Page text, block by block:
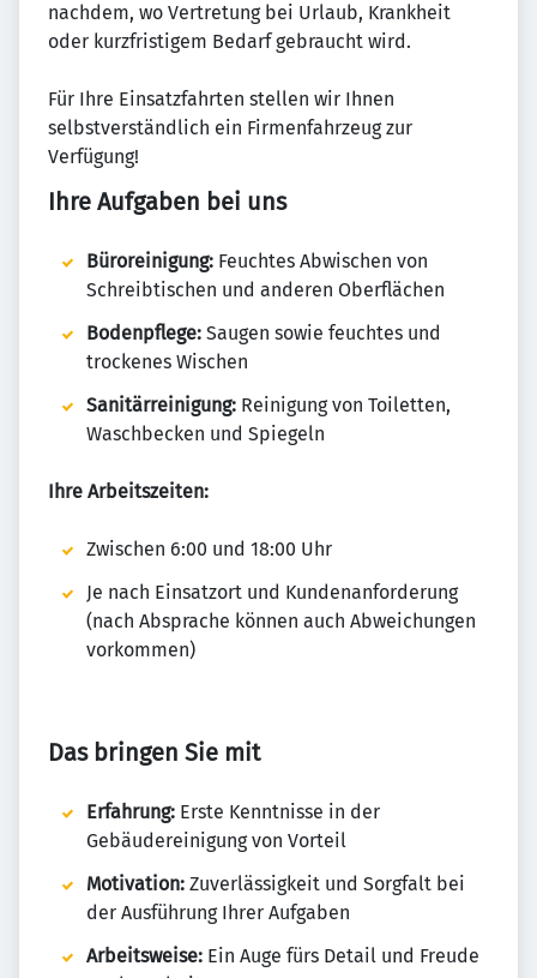
nachdem, wo Vertretung bei Urlaub, Krankheit
oder kurzfristigem Bedarf gebraucht wird.
Für Ihre Einsatzfahrten stellen wir Ihnen
selbstverständlich ein Firmenfahrzeug zur
Verfügung!
Ihre Aufgaben bei uns
Büroreinigung: Feuchtes Abwischen von
Schreibtischen und anderen Oberflächen
Bodenpflege: Saugen sowie feuchtes und
trockenes Wischen
Sanitärreinigung: Reinigung von Toiletten,
Waschbecken und Spiegeln
Ihre Arbeitszeiten:
Zwischen 6:00 und 18:00 Uhr
Je nach Einsatzort und Kundenanforderung
(nach Absprache können auch Abweichungen
vorkommen)
Das bringen Sie mit
Erfahrung: Erste Kenntnisse in der
Gebäudereinigung von Vorteil
Motivation: Zuverlässigkeit und Sorgfalt bei
der Ausführung Ihrer Aufgaben
Arbeitsweise: Ein Auge fürs Detail und Freude